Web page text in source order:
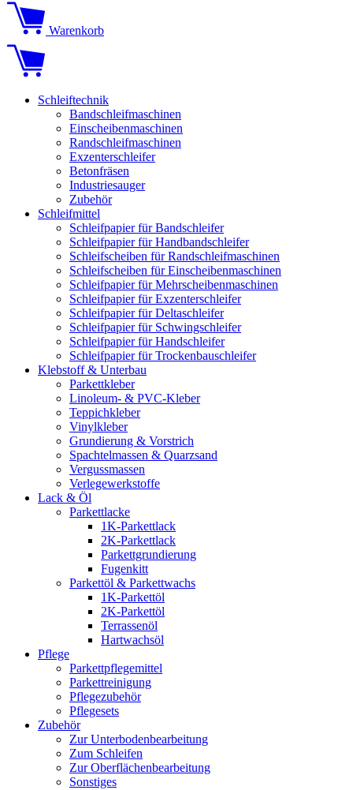
Warenkorb
Schleiftechnik
Bandschleifmaschinen
Einscheibenmaschinen
Randschleifmaschinen
Exzenterschleifer
Betonfräsen
Industriesauger
Zubehör
Schleifmittel
Schleifpapier für Bandschleifer
Schleifpapier für Handbandschleifer
Schleifscheiben für Randschleifmaschinen
Schleifscheiben für Einscheibenmaschinen
Schleifpapier für Mehrscheibenmaschinen
Schleifpapier für Exzenterschleifer
Schleifpapier für Deltaschleifer
Schleifpapier für Schwingschleifer
Schleifpapier für Handschleifer
Schleifpapier für Trockenbauschleifer
Klebstoff & Unterbau
Parkettkleber
Linoleum- & PVC-Kleber
Teppichkleber
Vinylkleber
Grundierung & Vorstrich
Spachtelmassen & Quarzsand
Vergussmassen
Verlegewerkstoffe
Lack & Öl
Parkettlacke
1K-Parkettlack
2K-Parkettlack
Parkettgrundierung
Fugenkitt
Parkettöl & Parkettwachs
1K-Parkettöl
2K-Parkettöl
Terrassenöl
Hartwachsöl
Pflege
Parkettpflegemittel
Parkettreinigung
Pflegezubehör
Pflegesets
Zubehör
Zur Unterbodenbearbeitung
Zum Schleifen
Zur Oberflächenbearbeitung
Sonstiges